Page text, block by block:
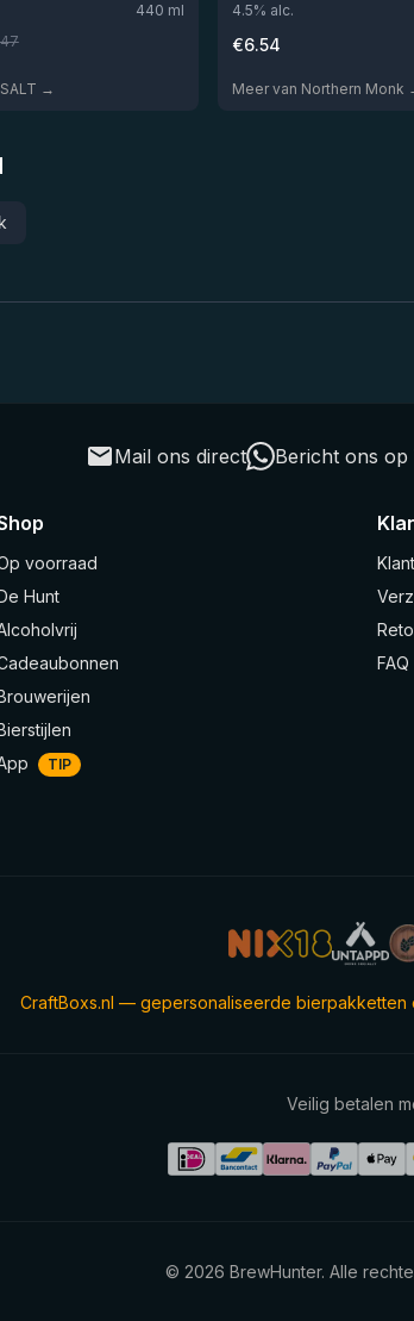
440 ml
→
4.5% alc.
€6.54
Meer van Northern Monk
Mail ons direct Bericht ons op
voorraad
Hunt
TIP
FAQ
CraftBoxs.nl — gepersonaliseerde bierpakketten
Veilig betalen
© 2026 BrewHunter. Alle